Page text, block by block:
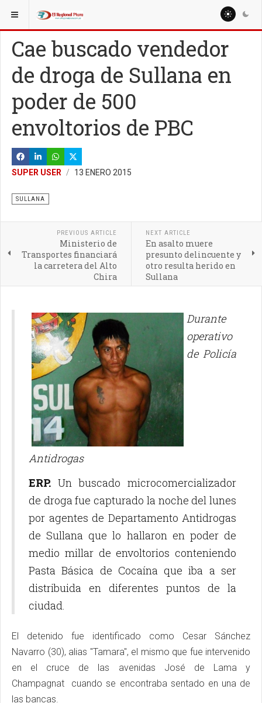
ESTÁ AQUÍ: LOCALES
Cae buscado vendedor
de droga de Sullana en
poder de 500
envoltorios de PBC
SUPER USER 13 ENERO 2015
SULLANA
PREVIOUS ARTICLE
Ministerio de
Transportes financiará
la carretera del Alto
Chira
NEXT ARTICLE
En asalto muere
presunto delincuente y
otro resulta herido en
Sullana
Durante
operativo
de Policía
Antidrogas
ERP. Un buscado microcomercializador
de droga fue capturado la noche del lunes
por agentes de Departamento Antidrogas
de Sullana que lo hallaron en poder de
medio millar de envoltorios conteniendo
Pasta Básica de Cocaína que iba a ser
distribuida en diferentes puntos de la
ciudad.
El detenido fue identificado como Cesar Sánchez
Navarro (30), alias "Tamara", el mismo que fue intervenido
en el cruce de las avenidas José de Lama y
Champagnat cuando se encontraba sentado en una de
las bancas.